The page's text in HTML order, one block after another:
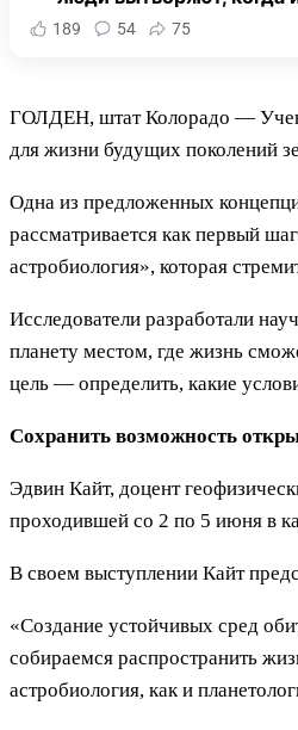
189 54 75
ГОЛДЕН, штат Колорадо —
для жизни будущих поколений
Одна из предложенных
рассматривается как первый
астробиология», которая
Исследователи разработали
планету местом, где жизнь
цель — определить, какие
Сохранить возможность
Эдвин Кайт, доцент
проходившей со 2 по 5 июня в
В своем выступлении Кайт
«Создание устойчивых сред
собираемся распространить
астробиология, как и